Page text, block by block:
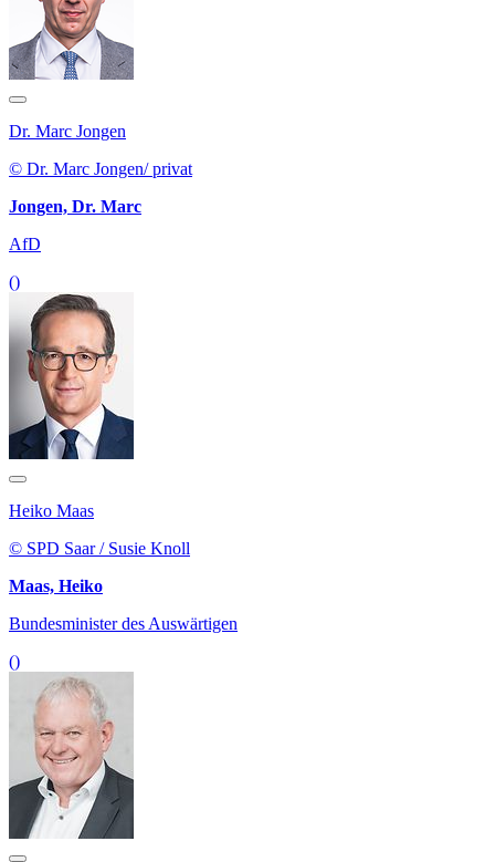
Dr. Marc Jongen
© Dr. Marc Jongen/ privat
Jongen, Dr. Marc
AfD
()
Heiko Maas
© SPD Saar / Susie Knoll
Maas, Heiko
Bundesminister des Auswärtigen
()